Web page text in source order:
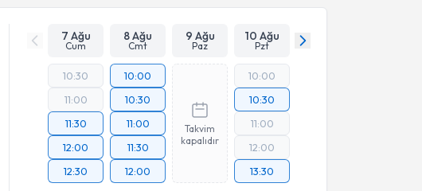
7 Ağu
Cum
8 Ağu
Cmt
9 Ağu
Paz
10 Ağu
Pzt
10:30
11:00
11:30
12:00
12:30
10:00
10:30
11:00
11:30
12:00
Takvim
kapalıdır
10:00
10:30
11:00
12:00
13:30